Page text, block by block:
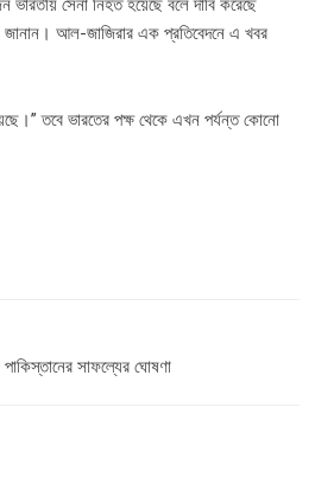
ভারতীয় সেনা নিহত হয়েছে বলে দাবি করেছে
জানান। আল-জাজিরার এক প্রতিবেদনে এ খবর
তবে ভারতের পক্ষ থেকে এখন পর্যন্ত কোনো
সাফল্যের ঘোষণা